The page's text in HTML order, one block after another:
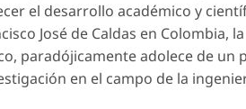
el desarrollo académico y
José de Caldas en Colombia,
paradójicamente adolece de
en el campo de la